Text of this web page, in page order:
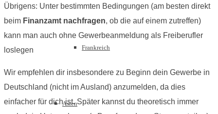
Frankreich
Asien
Übrigens: Unter bestimmten Bedingungen (am besten direkt
beim Finanzamt nachfragen, ob die auf einem zutreffen)
kann man auch ohne Gewerbeanmeldung als Freiberufler
loslegen
Wir empfehlen dir insbesondere zu Beginn dein Gewerbe in
Deutschland (nicht im Ausland) anzumelden, da dies
einfacher für dich ist. Später kannst du theoretisch immer